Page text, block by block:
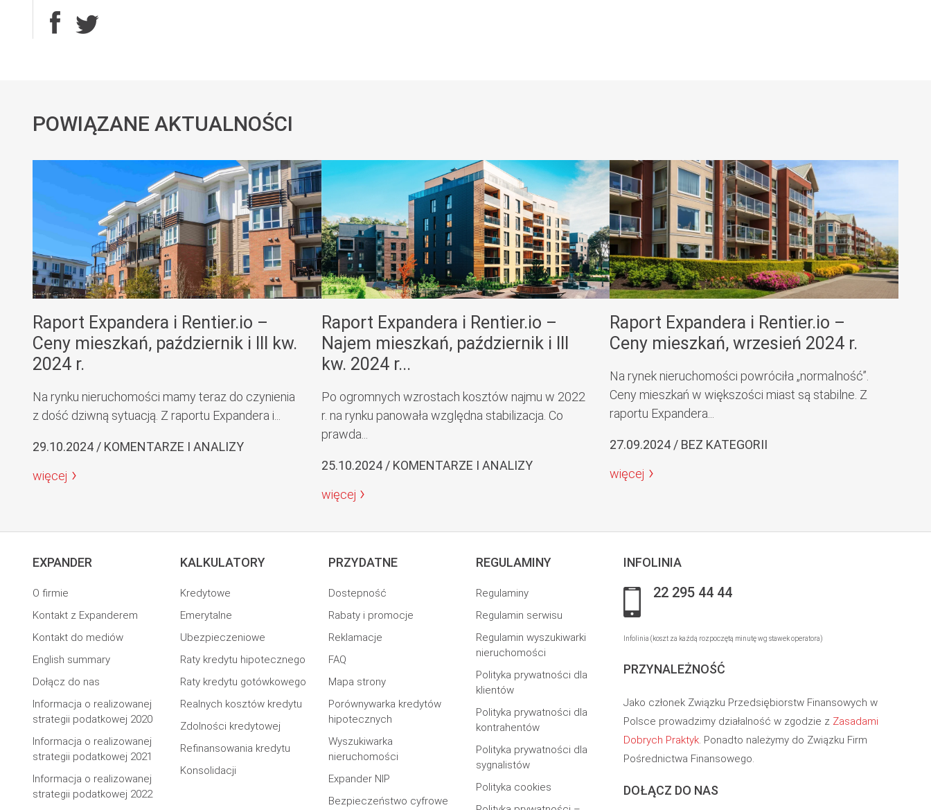
POWIĄZANE AKTUALNOŚCI
Raport Expandera i Rentier.io –
Ceny mieszkań, październik i III kw.
2024 r.
Na rynku nieruchomości mamy teraz do czynienia
z dość dziwną sytuacją. Z raportu Expandera i...
29.10.2024 / KOMENTARZE I ANALIZY
więcej
Raport Expandera i Rentier.io –
Najem mieszkań, październik i III
kw. 2024 r...
Po ogromnych wzrostach kosztów najmu w 2022
r. na rynku panowała względna stabilizacja. Co
prawda...
25.10.2024 / KOMENTARZE I ANALIZY
więcej
Raport Expandera i Rentier.io –
Ceny mieszkań, wrzesień 2024 r.
Na rynek nieruchomości powróciła „normalność”.
Ceny mieszkań w większości miast są stabilne. Z
raportu Expandera...
27.09.2024 / BEZ KATEGORII
więcej
EXPANDER
O firmie
Kontakt z Expanderem
Kontakt do mediów
English summary
Dołącz do nas
Informacja o realizowanej
strategii podatkowej 2020
Informacja o realizowanej
strategii podatkowej 2021
Informacja o realizowanej
strategii podatkowej 2022
KALKULATORY
Kredytowe
Emerytalne
Ubezpieczeniowe
Raty kredytu hipotecznego
Raty kredytu gotówkowego
Realnych kosztów kredytu
Zdolności kredytowej
Refinansowania kredytu
Konsolidacji
PRZYDATNE
Dostepność
Rabaty i promocje
Reklamacje
FAQ
Mapa strony
Porównywarka kredytów
hipotecznych
Wyszukiwarka
nieruchomości
Expander NIP
Bezpieczeństwo cyfrowe
REGULAMINY
Regulaminy
Regulamin serwisu
Regulamin wyszukiwarki
nieruchomości
Polityka prywatności dla
klientów
Polityka prywatności dla
kontrahentów
Polityka prywatności dla
sygnalistów
Polityka cookies
INFOLINIA
22 295 44 44
Infolinia (koszt za każdą rozpoczętą minutę wg stawek operatora)
PRZYNALEŻNOŚĆ
Jako członek Związku Przedsiębiorstw Finansowych w
Polsce prowadzimy działalność w zgodzie z Zasadami
Dobrych Praktyk. Ponadto należymy do Związku Firm
Pośrednictwa Finansowego.
DOŁĄCZ DO NAS